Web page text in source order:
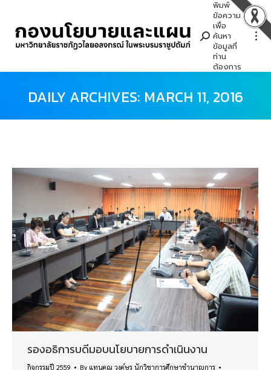
Search:
พิมพ์
ข้อความ
เพื่อ
ค้นหา
ข้อมูลที่
ท่าน
ต้องการ
DAILY ARCHIVES: MARCH 11, 2016
รองอธิการบดีมอบนโยบายการดำเนินงาน
กิจกรรมปี 2559 By แทนคุณ วงค์ษร นักวิชาการศึกษาชำนาญการ